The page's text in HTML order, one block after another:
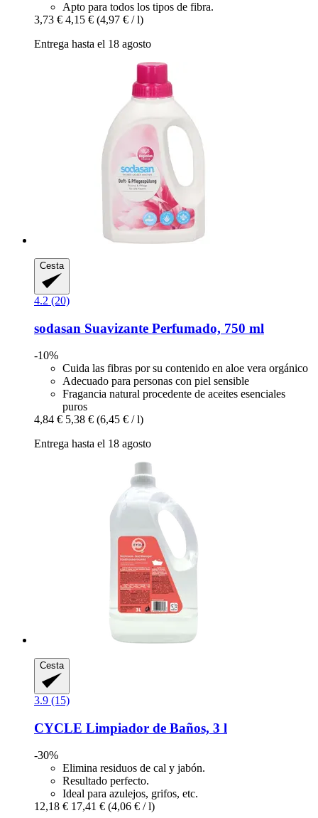
Apto para todos los tipos de fibra.
3,73 € 4,15 € (4,97 € / l)
Entrega hasta el 18 agosto
Cesta
4.2 (20)
sodasan Suavizante Perfumado, 750 ml
-10%
Cuida las fibras por su contenido en aloe vera orgánico
Adecuado para personas con piel sensible
Fragancia natural procedente de aceites esenciales
puros
4,84 € 5,38 € (6,45 € / l)
Entrega hasta el 18 agosto
Cesta
3.9 (15)
CYCLE Limpiador de Baños, 3 l
-30%
Elimina residuos de cal y jabón.
Resultado perfecto.
Ideal para azulejos, grifos, etc.
12,18 € 17,41 € (4,06 € / l)